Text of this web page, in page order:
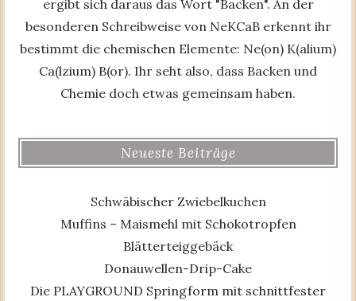
ergibt sich daraus das Wort "Backen". An der
besonderen Schreibweise von NeKCaB erkennt ihr
bestimmt die chemischen Elemente: Ne(on) K(alium)
Ca(lzium) B(or). Ihr seht also, dass Backen und
Chemie doch etwas gemeinsam haben.
Neueste Beiträge
Schwäbischer Zwiebelkuchen
Muffins – Maismehl mit Schokotropfen
Blätterteiggebäck
Donauwellen-Drip-Cake
Die PLAYGROUND Springform mit schnittfester